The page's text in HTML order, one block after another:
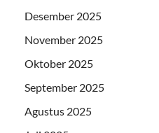
Desember 2025
November 2025
Oktober 2025
September 2025
Agustus 2025